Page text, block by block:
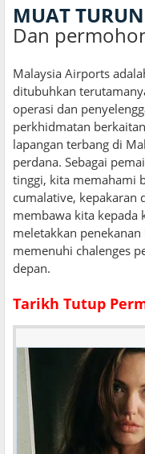
MUAT
Dan
Malaysia Airports
ditubuhkan
operasi dan
perkhidmatan
lapangan terbang di
perdana. Sebagai
tinggi, kita memahami
cumalative, kepakaran
membawa kita kepada
meletakkan
memenuhi chalenges
depan.
Tarikh Tutup